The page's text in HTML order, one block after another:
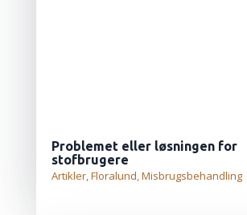
Problemet eller løsningen for
stofbrugere
Artikler,Floralund,Misbrugsbehandling